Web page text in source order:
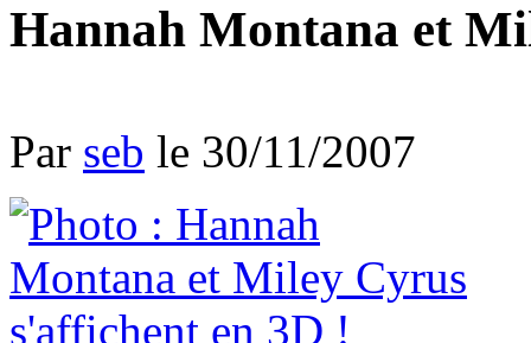
Hannah Montana et
Par seb le 30/11/2007